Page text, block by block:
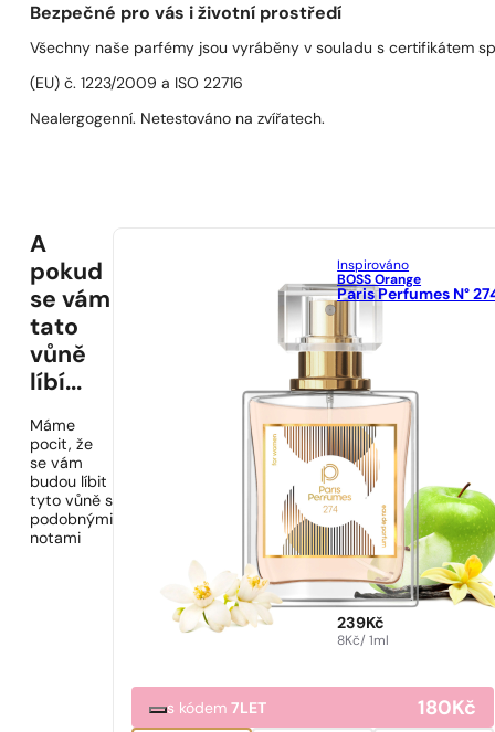
Bezpečné pro vás i životní prostředí
Všechny naše parfémy jsou vyráběny v souladu s certifikátem
(EU) č. 1223/2009 a ISO 22716
Nealergogenní. Netestováno na zvířatech.
A
pokud
se vám
tato
vůně
líbí...
Máme
pocit, že
se vám
budou líbit
tyto vůně s
podobnými
notami
Inspirováno
BOSS Orange
Paris Perfumes N°
239Kč
8Kč/ 1ml
s kódem7LET 180Kč